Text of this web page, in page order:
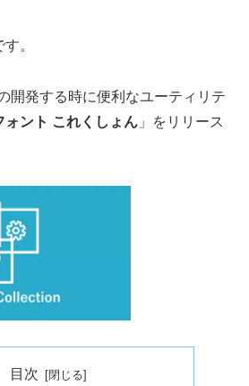
。
開発する時に便利なユーティリテ
ォント これくしょん 」をリリース
目次